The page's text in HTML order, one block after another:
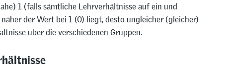
1 (falls sämtliche Lehrverhältnisse auf ein und
der Wert bei 1 (0) liegt, desto ungleicher (gleicher)
über die verschiedenen Gruppen.